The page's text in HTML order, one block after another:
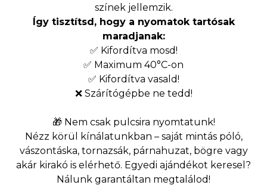
színek jellemzik.
Így tisztítsd, hogy a nyomatok tartósak
maradjanak:
✅ Kifordítva mosd!
✅ Maximum 40°C-on
✅ Kifordítva vasald!
❌ Szárítógépbe ne tedd!
🎁 Nem csak pulcsira nyomtatunk!
Nézz körül kínálatunkban – saját mintás póló,
vászontáska, tornazsák, párnahuzat, bögre vagy
akár kirakó is elérhető. Egyedi ajándékot keresel?
Nálunk garantáltan megtalálod!